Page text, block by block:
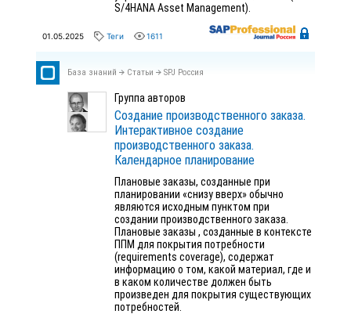
S/4HANA Asset Management).
01.05.2025 Теги 1611
База знаний Статьи SPJ Россия
Группа авторов
Создание производственного заказа.
Интерактивное создание
производственного заказа.
Календарное планирование
Плановые заказы, созданные при
планировании «снизу вверх» обычно
являются исходным пунктом при
создании производственного заказа.
Плановые заказы , созданные в контексте
ППМ для покрытия потребности
(requirements coverage), содержат
информацию о том, какой материал, где и
в каком количестве должен быть
произведен для покрытия существующих
потребностей.